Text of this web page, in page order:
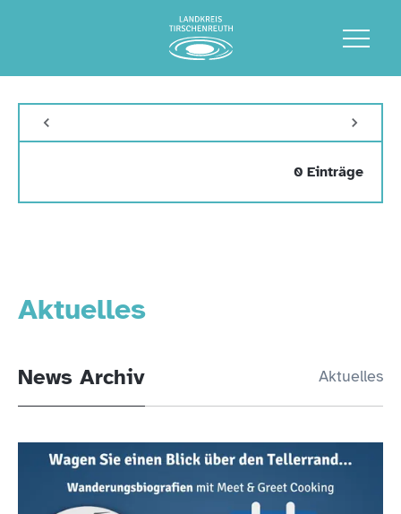
Aktuelles
News Archiv Aktuelles
0 Einträge